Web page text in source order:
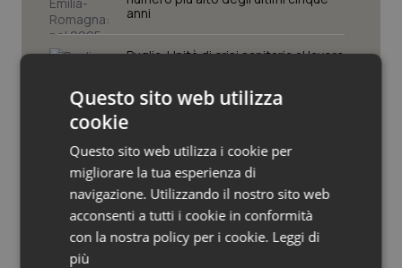
Veneto
Oncoematologia
Oncologia & Nutrizione
Psoriasi & pelle
Quotidiano Cardiologia
Quotidiano Chirurgia
anni
Puglia. Unità di crisi sanitaria al lavoro,
informatico per segnalare l’esistenza
di un equivalente meno costoso
Influenza. Dal 1° ottobre al via la
campagna vaccinale 2026/2027 in
Questo sito web utilizza
cookie
Questo sito web utilizza i cookie per
migliorare la tua esperienza di
navigazione. Utilizzando il nostro sito web
acconsenti a tutti i cookie in conformità
con la nostra policy per i cookie. Leggi di
più